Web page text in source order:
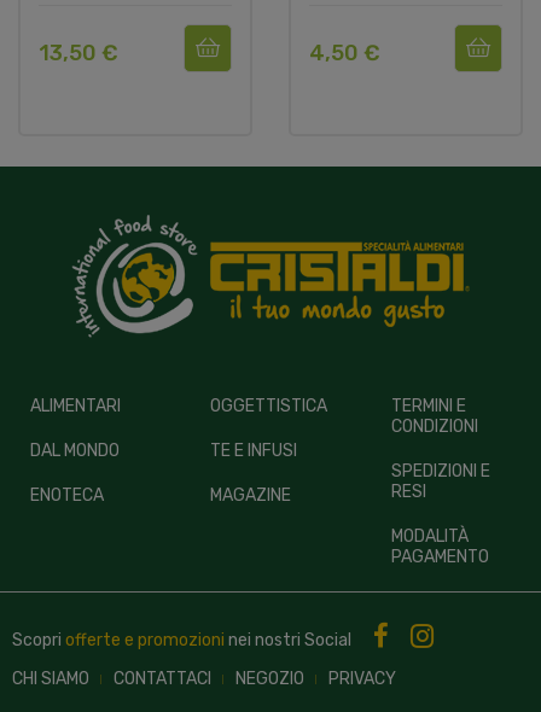
13,50 € 4,50 €
ALIMENTARI
DAL MONDO
ENOTECA
OGGETTISTICA
TE E INFUSI
MAGAZINE
TERMINI E
CONDIZIONI
SPEDIZIONI E
RESI
MODALITÀ
PAGAMENTO
Scopri offerte e promozioni nei nostri Social
CHI SIAMO
CONTATTACI NEGOZIO PRIVACY